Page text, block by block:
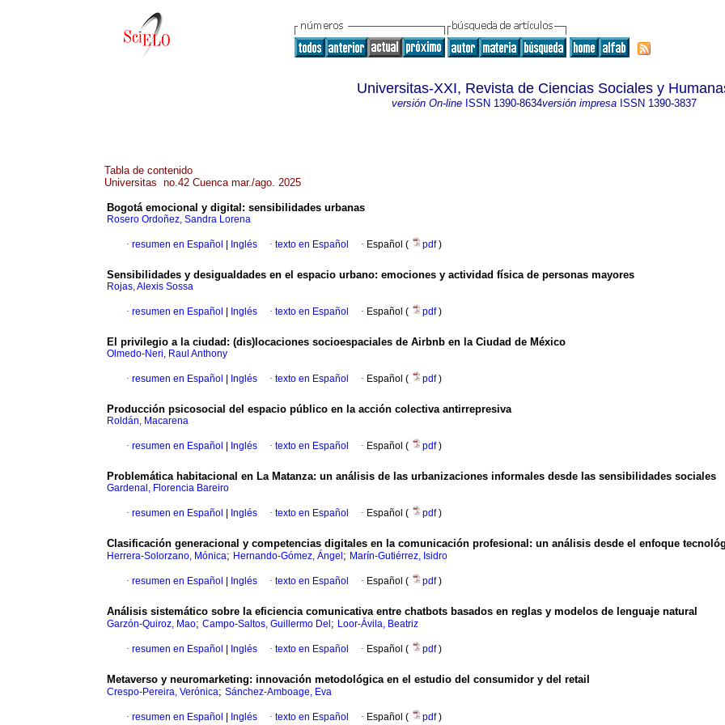
Universitas-XXI, Revista de Ciencias Sociales y
versión On-lineISSN 1390-8634versión impresaISSN 1390-3837
Tabla de contenido
Universitas no.42 Cuenca mar./ago. 2025
Bogotá emocional y digital: sensibilidades urbanas
Rosero Ordoñez, Sandra Lorena
· resumen en Español Inglés · texto en Español · Español ( pdf)
Sensibilidades y desigualdades en el espacio urbano: emociones y actividad física de personas mayores
Rojas, Alexis Sossa
· resumen en Español Inglés · texto en Español · Español ( pdf)
El privilegio a la ciudad: (dis)locaciones socioespaciales de Airbnb en la Ciudad de México
Olmedo-Neri, Raul Anthony
· resumen en Español Inglés · texto en Español · Español ( pdf)
Producción psicosocial del espacio público en la acción colectiva antirrepresiva
Roldán, Macarena
· resumen en Español Inglés · texto en Español · Español ( pdf)
Problemática habitacional en La Matanza: un análisis de las urbanizaciones informales desde las sensibilidades sociales
Gardenal, Florencia Bareiro
· resumen en Español Inglés · texto en Español · Español ( pdf)
Clasificación generacional y competencias digitales en la comunicación profesional: un análisis desde el enfoque
Herrera-Solorzano, Mónica; Hernando-Gómez, Ángel ; Marín-Gutiérrez, Isidro
· resumen en Español Inglés · texto en Español · Español ( pdf)
Análisis sistemático sobre la eficiencia comunicativa entre chatbots basados en reglas y modelos de lenguaje natural
Garzón-Quiroz, Mao; Campo-Saltos, Guillermo Del ; Loor-Ávila, Beatriz
· resumen en Español Inglés · texto en Español · Español ( pdf)
Metaverso y neuromarketing: innovación metodológica en el estudio del consumidor y del retail
Crespo-Pereira, Verónica; Sánchez-Amboage, Eva
· resumen en Español Inglés · texto en Español · Español ( pdf)